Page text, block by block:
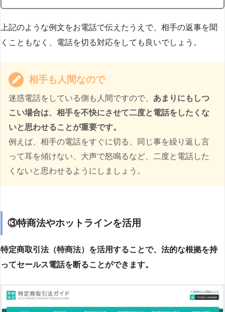
上記のような例文をお電話で伝えたうえで、相手の返事を聞
くこともなく、電話を切る対応をしても良いでしょう。
相手も人間なので
迷惑電話をしている側も人間ですので、 あまりにもしつ
こい場合は、相手を不快にさせて二度と電話をしたくな
いと思わせることが重要です。
例えば、相手の電話をすぐに切る、同じ事を繰り返し言
って耳を傾けない、大声で怒鳴るなど、二度と電話した
くないと思わせるようにしましょう。
③特商法やホットラインを活用
特定商取引法（特商法）を活用することで、法的な根拠を持
ってセールス電話を断ることができます。